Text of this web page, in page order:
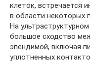
клеток, встречается
в области некоторых
На
большое сходство
эпендимой, включая
уплотненных